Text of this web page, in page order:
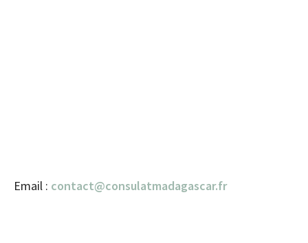
Email : contact@consulatmadagascar.fr